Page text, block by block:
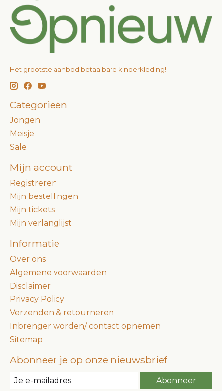
Het grootste aanbod betaalbare kinderkleding!
Categorieën
Jongen
Meisje
Sale
Mijn account
Registreren
Mijn bestellingen
Mijn tickets
Mijn verlanglijst
Informatie
Over ons
Algemene voorwaarden
Disclaimer
Privacy Policy
Verzenden & retourneren
Inbrenger worden/ contact opnemen
Sitemap
Abonneer je op onze nieuwsbrief
Abonneer